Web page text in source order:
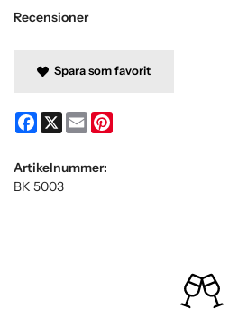
Recensioner
Spara som favorit
Facebook
X Email
Artikelnummer:
BK 5003